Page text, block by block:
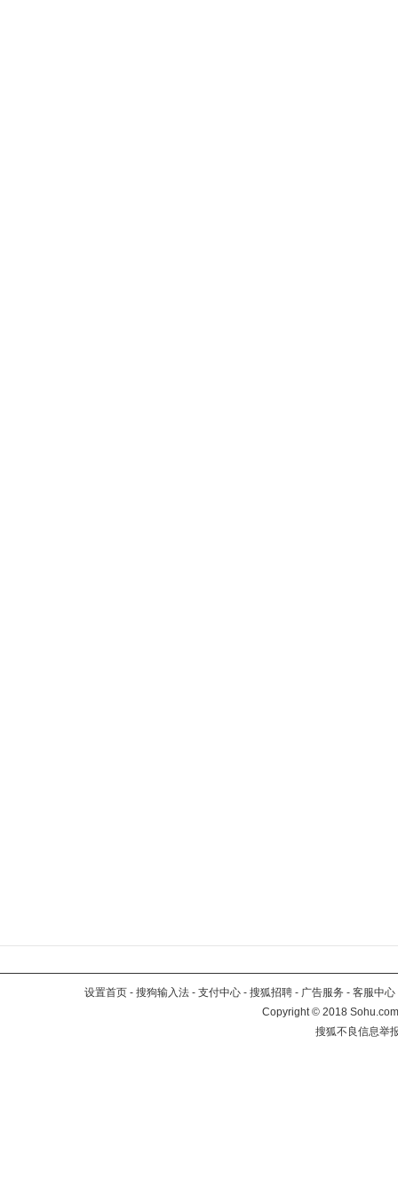
设置首页 - 搜狗输入法 - 支付中心 - 搜狐招聘 - 广告服务 - 客服中心
Copyright©2018
搜狐不良信息举